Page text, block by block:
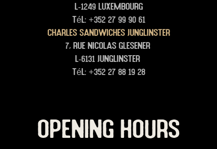
L-1249 Luxembourg
Tél: +352 27 99 90 61
Charles Sandwiches junglinster
7, rue Nicolas glesener
L-6131 junglinster
Tél: +352 27 88 19 28
OPENING HOURS